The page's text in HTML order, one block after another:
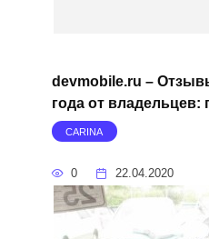
devmobile.ru –
года от
CARINA
0 22.04.2020